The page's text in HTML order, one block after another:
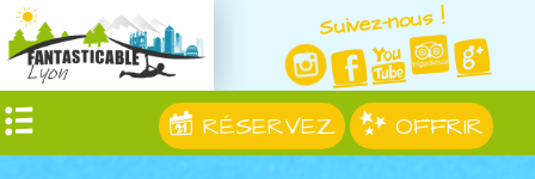
Suivez-nous !
RÉSERVEZ OFFRIR